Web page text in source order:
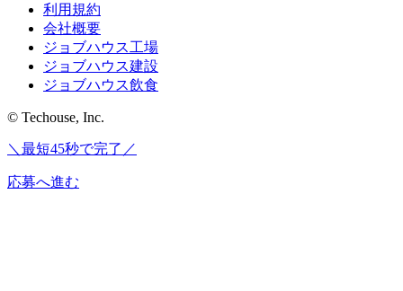
利用規約
会社概要
ジョブハウス工場
ジョブハウス建設
ジョブハウス飲食
© Techouse, Inc.
＼最短45秒で完了／
応募へ進む